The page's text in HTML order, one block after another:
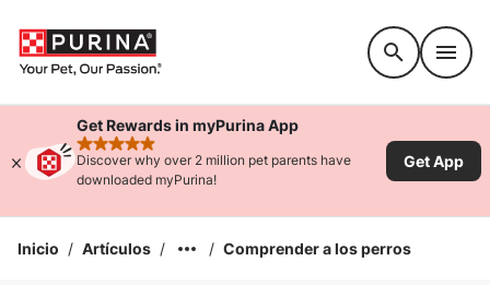
Get Rewards in myPurina App
rated 4.9 stars
Discover why over 2 million pet parents have
downloaded myPurina!
Get App
Inicio / Artículos / / Comprender a los perros